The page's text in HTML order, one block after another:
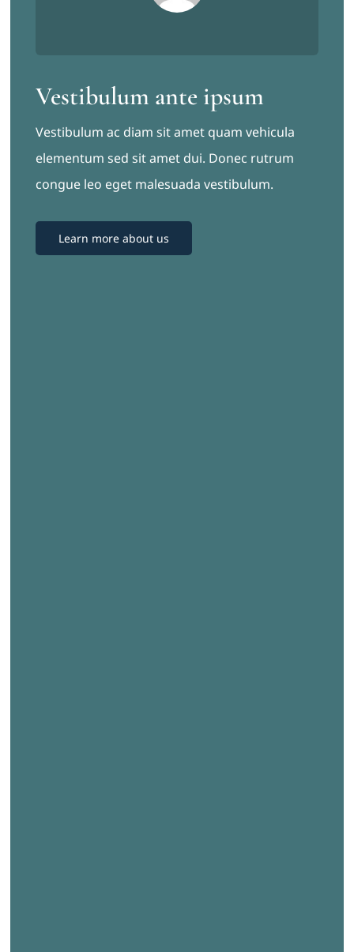
Vestibulum ante ipsum
Vestibulum ac diam sit amet quam vehicula
elementum sed sit amet dui. Donec rutrum
congue leo eget malesuada vestibulum.
Learn more about us